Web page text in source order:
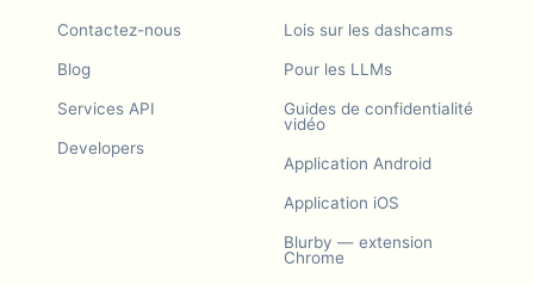
Contactez-nous
Blog
Services API
Developers
Lois sur les dashcams
Pour les LLMs
Guides de confidentialité
vidéo
Application Android
Application iOS
Blurby — extension
Chrome